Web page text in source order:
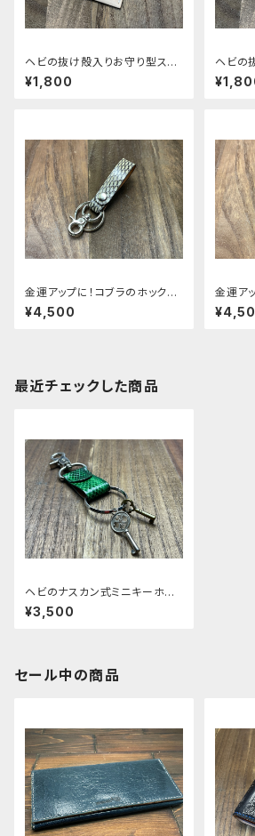
ヘビの抜け殻入りお守り型スト
ラップ ver.2 - コーンスネーク
¥1,800
ヘビの
ラップ
金運アップに！コブラのホック式
ミニキーホルダー（ナスカン）
¥4,500
金運ア
式ミニ
最近チェックした商品
ヘビのナスカン式ミニキーホル
ダー
¥3,500
セール中の商品